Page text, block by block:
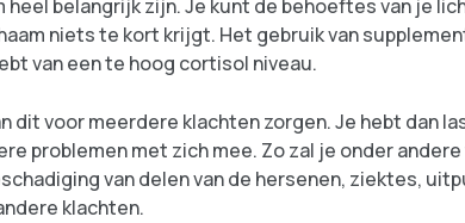
belangrijk zijn. Je kunt de behoeftes van je
niets te kort krijgt. Het gebruik van
van een te hoog cortisol niveau.
dit voor meerdere klachten zorgen. Je hebt dan
problemen met zich mee. Zo zal je onder
van delen van de hersenen, ziektes,
klachten.